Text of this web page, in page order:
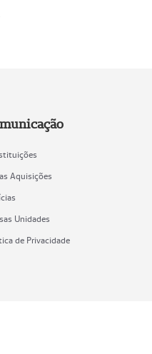
Aquisições
Unidades
de Privacidade